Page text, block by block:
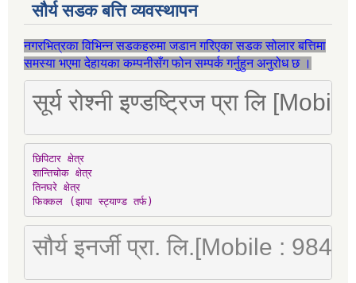
सौर्य सडक बत्ति व्यवस्थापन
नगरभित्रका विभिन्न सडकहरुमा जडान गरिएका सडक सोलार बत्तिमा
समस्या भएमा देहायका कम्पनीसँग फोन सम्पर्क गर्नुहुन अनुरोध छ ।
सूर्य रोश्नी इण्डष्ट्रिज प्रा लि
छिपिटार क्षेत्र
शान्तिचोक क्षेत्र
तिनघरे क्षेत्र
फिक्कल (झापा स्ट्याण्ड तर्फ)
सौर्य इनर्जी प्रा. लि.[Mobile :